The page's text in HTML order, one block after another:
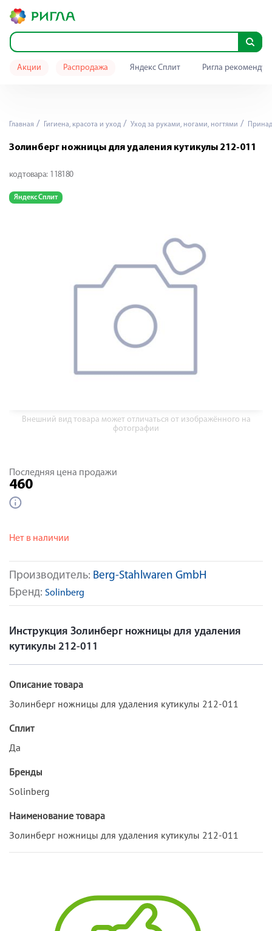
Акции Распродажа Яндекс Сплит Ригла
Главная Гигиена, красота и уход Уход за руками, ногами, ногтями
Золинберг ножницы для удаления кутикулы 212-011
код товара: 118180
Яндекс Сплит
Внешний вид товара может отличаться от изображённого на
фотографии
Производитель: Berg-Stahlwaren GmbH
Бренд: Solinberg
Последняя цена продажи
460
Нет в наличии
Инструкция Золинберг ножницы для удаления
кутикулы 212-011
Описание товара
Золинберг ножницы для удаления кутикулы 212-011
Сплит
Да
Бренды
Solinberg
Наименование товара
Золинберг ножницы для удаления кутикулы 212-011